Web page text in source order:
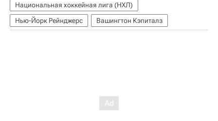
Национальная хоккейная лига (НХЛ)
Нью-Йорк Рейнджерс
Вашингтон Кэпиталз